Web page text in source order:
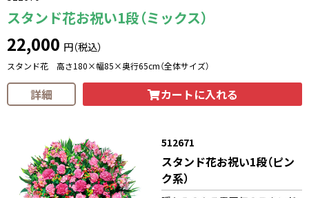
スタンド花お祝い1段（ミックス）
22,000 円（税込）
スタンド花 高さ180×幅85×奥行65cm（全体サイズ）
詳細 カートに入れる
512671
スタンド花お祝い1段（ピン
ク系）